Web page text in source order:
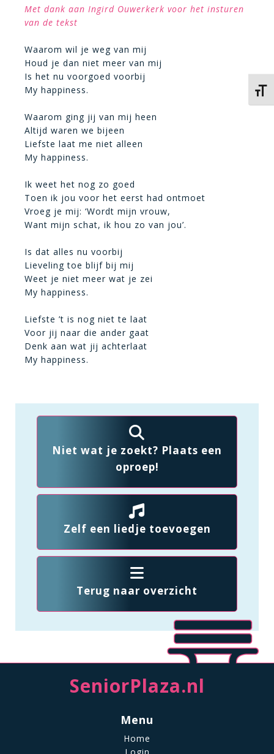
Met dank aan Ingird Ouwerkerk voor het insturen
van de tekst
Waarom wil je weg van mij
Houd je dan niet meer van mij
Is het nu voorgoed voorbij
My happiness.
Waarom ging jij van mij heen
Altijd waren we bijeen
Liefste laat me niet alleen
My happiness.
Ik weet het nog zo goed
Toen ik jou voor het eerst had ontmoet
Vroeg je mij: ‘Wordt mijn vrouw,
Want mijn schat, ik hou zo van jou’.
Is dat alles nu voorbij
Lieveling toe blijf bij mij
Weet je niet meer wat je zei
My happiness.
Liefste ’t is nog niet te laat
Voor jij naar die ander gaat
Denk aan wat jij achterlaat
My happiness.
Niet wat je zoekt? Plaats een
oproep!
Zelf een liedje toevoegen
Terug naar overzicht
SeniorPlaza.nl
Menu
Home